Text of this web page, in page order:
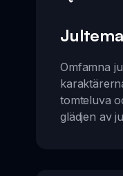
Omfamna
tomteluva
glädjen av